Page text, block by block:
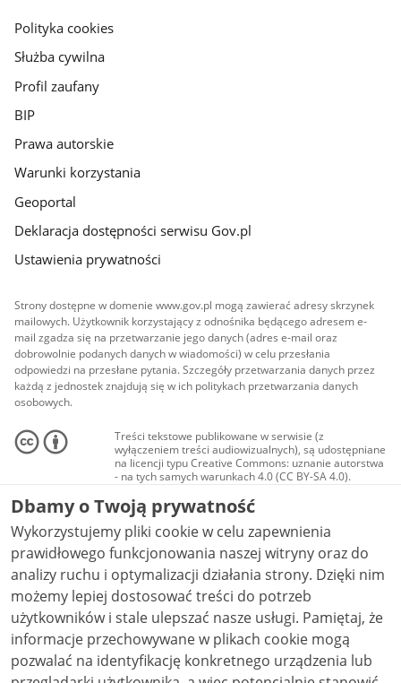
gov.pl
Polityka cookies
Służba cywilna
Profil zaufany
BIP
Prawa autorskie
Warunki korzystania
Geoportal
Deklaracja dostępności serwisu Gov.pl
Ustawienia prywatności
Strony dostępne w domenie www.gov.pl mogą zawierać adresy skrzynek
mailowych. Użytkownik korzystający z odnośnika będącego adresem e-
mail zgadza się na przetwarzanie jego danych (adres e-mail oraz
dobrowolnie podanych danych w wiadomości) w celu przesłania
odpowiedzi na przesłane pytania. Szczegóły przetwarzania danych przez
każdą z jednostek znajdują się w ich politykach przetwarzania danych
osobowych.
Treści tekstowe publikowane w serwisie (z
wyłączeniem treści audiowizualnych), są udostępniane
na licencji typu Creative Commons: uznanie autorstwa
- na tych samych warunkach 4.0 (CC BY-SA 4.0).
Materiały audiowizualne, w tym zdjęcia, materiały
audio i wideo, są udostępniane na licencji typu
Creative Commons: uznanie autorstwa użycie
niekomercyjne - bez utworów zależnych 4.0 (CC BY-
NC-ND 4.0), o ile nie jest to stwierdzone inaczej.
Dbamy o Twoją prywatność
Wykorzystujemy pliki cookie w celu zapewnienia
prawidłowego funkcjonowania naszej witryny oraz do
analizy ruchu i optymalizacji działania strony. Dzięki nim
możemy lepiej dostosować treści do potrzeb
użytkowników i stale ulepszać nasze usługi. Pamiętaj, że
informacje przechowywane w plikach cookie mogą
pozwalać na identyfikację konkretnego urządzenia lub